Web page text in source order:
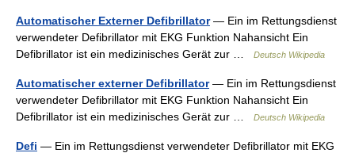
Automatischer Externer Defibrillator— Ein im Rettungsdienst
verwendeter Defibrillator mit EKG Funktion Nahansicht Ein
Defibrillator ist ein medizinisches Gerät zur …
Deutsch Wikipedia
Automatischer externer Defibrillator— Ein im Rettungsdienst
verwendeter Defibrillator mit EKG Funktion Nahansicht Ein
Defibrillator ist ein medizinisches Gerät zur …
Deutsch Wikipedia
Defi — Ein im Rettungsdienst verwendeter Defibrillator mit EKG